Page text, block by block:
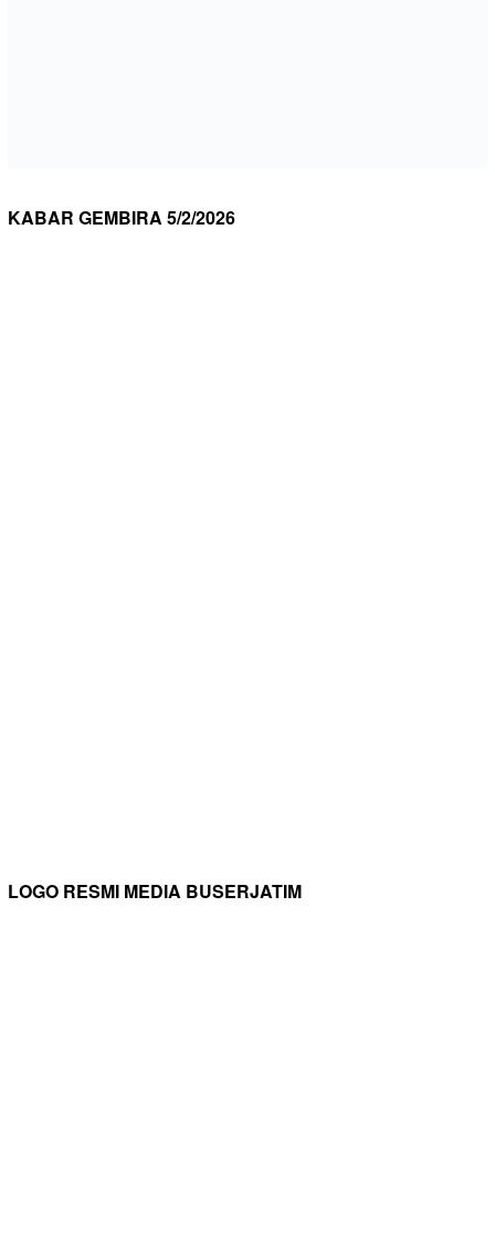
KABAR GEMBIRA 5/2/2026
LOGO RESMI MEDIA BUSERJATIM